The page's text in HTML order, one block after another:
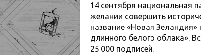
14 сентября национальная
желании совершить
название «Новая Зеландия»
длинного белого облака».
25 000 подписей.